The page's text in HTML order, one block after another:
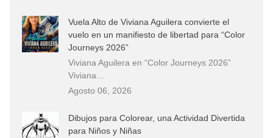
Vuela Alto de Viviana Aguilera convierte el
vuelo en un manifiesto de libertad para “Color
Journeys 2026”
Viviana Aguilera en “Color Journeys 2026”
Viviana…
Agosto 06, 2026
Dibujos para Colorear, una Actividad Divertida
para Niños y Niñas